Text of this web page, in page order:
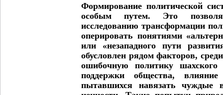
Формирование политической
особым путем. Это
исследованию трансформации
оперировать понятиями
или «незападного пути
обусловлен рядом факторов,
ошибочную политику
поддержки общества, влияние
пытавшихся навязать чуждые